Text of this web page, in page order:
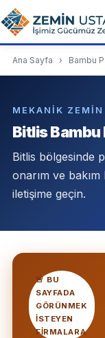
Ana Sayfa › Bambu
MEKANIK
Bitlis Bambu
Bitlis bölgesinde
onarım ve
iletişime geçin.
🚨 BU
SAYFADA
GÖRÜNMEK
ISTEYEN
FIRMALARA